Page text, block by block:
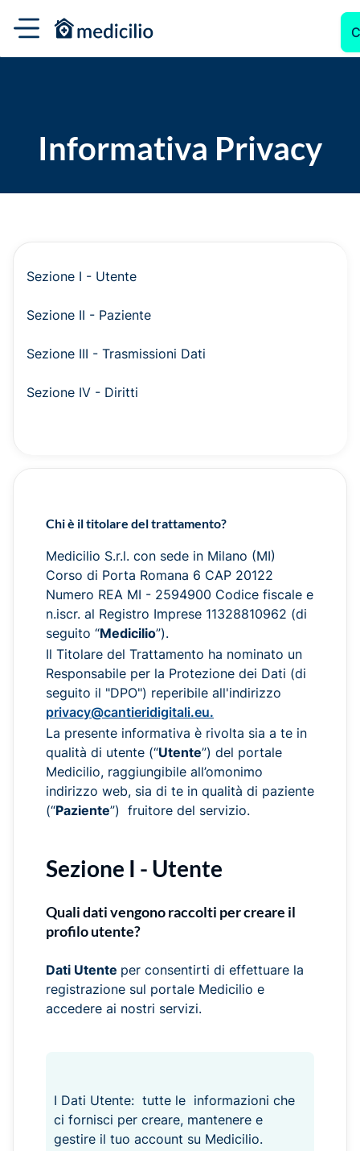
Informativa Privacy
Sezione I - Utente
Sezione II - Paziente
Sezione III - Trasmissioni Dati
Sezione IV - Diritti
Chi è il titolare del trattamento?
Medicilio S.r.l. con sede in Milano (MI)
Corso di Porta Romana 6 CAP 20122
Numero REA MI - 2594900 Codice fiscale e
n.iscr. al Registro Imprese 11328810962 (di
seguito “Medicilio”).
Il Titolare del Trattamento ha nominato un
Responsabile per la Protezione dei Dati (di
seguito il "DPO") reperibile all'indirizzo
privacy@cantieridigitali.eu.
La presente informativa è rivolta sia a te in
qualità di utente (“Utente”) del portale
Medicilio, raggiungibile all’omonimo
indirizzo web, sia di te in qualità di paziente
(“Paziente”) fruitore del servizio.
Sezione I - Utente
Quali dati vengono raccolti per creare il
profilo utente?
Dati Utente per consentirti di effettuare la
registrazione sul portale Medicilio e
accedere ai nostri servizi.
I Dati Utente: tutte le informazioni che
ci fornisci per creare, mantenere e
gestire il tuo account su Medicilio.